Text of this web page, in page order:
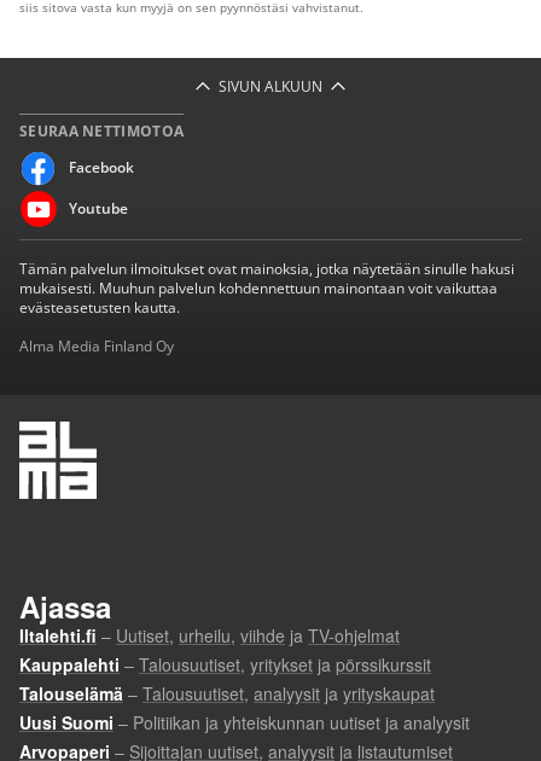
siis sitova vasta kun myyjä on sen pyynnöstäsi vahvistanut.
SIVUN ALKUUN
SEURAA NETTIMOTOA
Facebook
Youtube
Tämän palvelun ilmoitukset ovat mainoksia, jotka näytetään sinulle hakusi
mukaisesti. Muuhun palvelun kohdennettuun mainontaan voit vaikuttaa
evästeasetusten kautta.
Alma Media Finland Oy